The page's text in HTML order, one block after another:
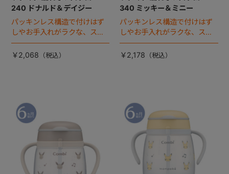
240 ドナルド＆デイジー
パッキンレス構造で付けはず
しやお手入れがラクな、スト
ローマグのスタンダードボト
ル。
￥2,068
340 ミッキー＆ミニー
パッキンレス構造で付けはず
しやお手入れがラクな、スト
ローマグの340ｍlラージボト
ル。
￥2,178